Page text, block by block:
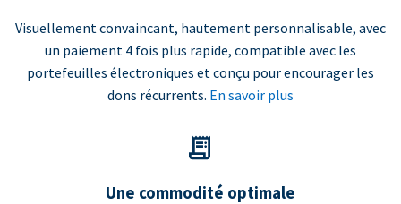
Visuellement convaincant, hautement personnalisable, avec
un paiement 4 fois plus rapide, compatible avec les
portefeuilles électroniques et conçu pour encourager les
dons récurrents. En savoir plus
Une commodité optimale